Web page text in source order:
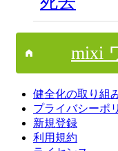
mixi
健全化の取り組
プライバシーポ
新規登録
利用規約